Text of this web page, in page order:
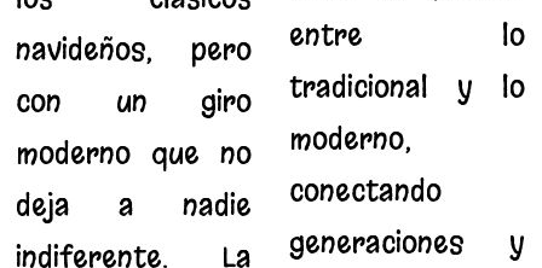
navideños, pero
con un giro
moderno que no
deja a nadie
indiferente. La
entre lo
tradicional y lo
moderno,
conectando
generaciones y